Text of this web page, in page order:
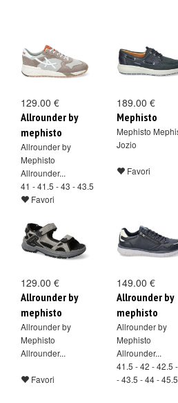
129.00 €
Allrounder by
mephisto
Allrounder by
Mephisto
Allrounder...
41 - 41.5 - 43 - 43.5
Favori
189.00 €
Mephisto
Mephisto
Jozio
Favori
129.00 €
Allrounder by
mephisto
Allrounder by
Mephisto
Allrounder...
Favori
149.00 €
Allrounder by
mephisto
Allrounder by
Mephisto
Allrounder...
41.5 - 42 - 42.5
- 43.5 - 44 - 45.5